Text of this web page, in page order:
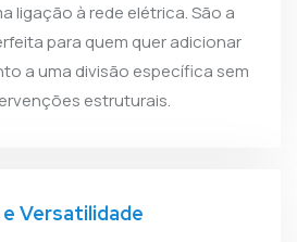
ligação à rede elétrica. São a
para quem quer adicionar
a uma divisão específica sem
estruturais.
Versatilidade